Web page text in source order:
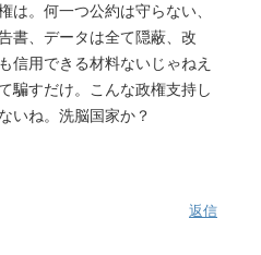
は。何一つ公約は守らない、
書、データは全て隠蔽、改
信用できる材料ないじゃねえ
騙すだけ。こんな政権支持し
いね。洗脳国家か？
返信